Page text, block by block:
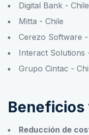
Digital Bank - Chile
Mitta - Chile
Cerezo Software
Interact Solutions
Grupo Cintac -
Beneficios
Reducción de